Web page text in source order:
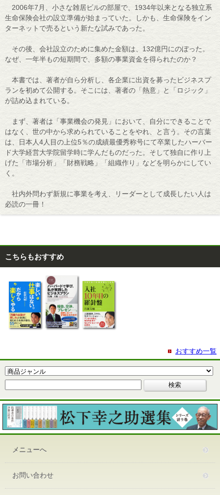
2006年7月、小さな雑居ビルの部屋で、1934年以来となる独立系
生命保険会社の設立準備が始まっていた。しかも、生命保険をイン
ターネットで売るという新たな試みであった。
その後、会社設立のために集めた金額は、132億円にのぼった。
なぜ、一年半もの短期間で、多額の事業資金を得られたのか？
本書では、著者が自ら分析し、各企業に出資を募ったビジネスプ
ランを初めて公開する。そこには、著者の「熱意」と「ロジック」
が詰め込まれている。
まず、著者は「事業機会の発見」において、自分にできることで
はなく、世の中から求められていることをやれ、と言う。その言葉
は、日本人4人目の上位5％の成績最優秀称号にて卒業したハーバー
ド大学経営大学院留学時に学んだものだった。そして独自に作り上
げた「市場分析」「財務戦略」「組織作り」などを明らかにしてい
く。
社内外問わず新規に事業を考え、リーダーとして成長したい人は
必読の一冊！
こちらもおすすめ
おすすめ一覧
メニューへ
お問い合わせ